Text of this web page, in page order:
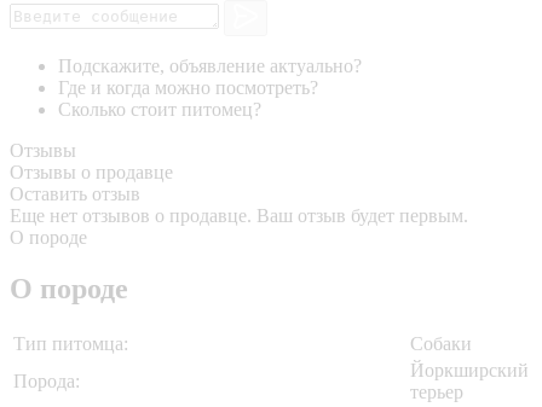
Подскажите, объявление актуально?
Где и когда можно посмотреть?
Сколько стоит питомец?
Отзывы
Отзывы о продавце
Оставить отзыв
Еще нет отзывов о продавце. Ваш отзыв будет первым.
О породе
О породе
Тип питомца:
Собаки
Порода:
Йоркширский
терьер